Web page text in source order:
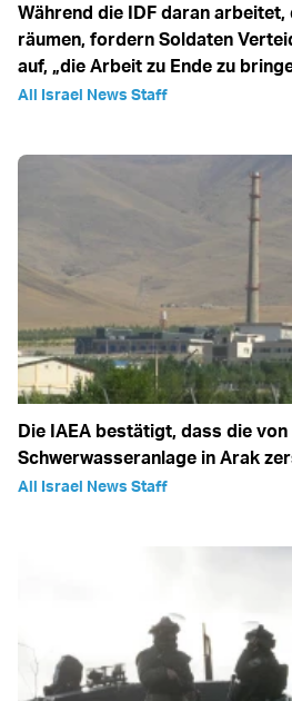
Während die IDF daran arbeitet,
räumen, fordern Soldaten
auf, „die Arbeit zu Ende zu
All Israel News Staff
Die IAEA bestätigt, dass die
Schwerwasseranlage in Arak
All Israel News Staff